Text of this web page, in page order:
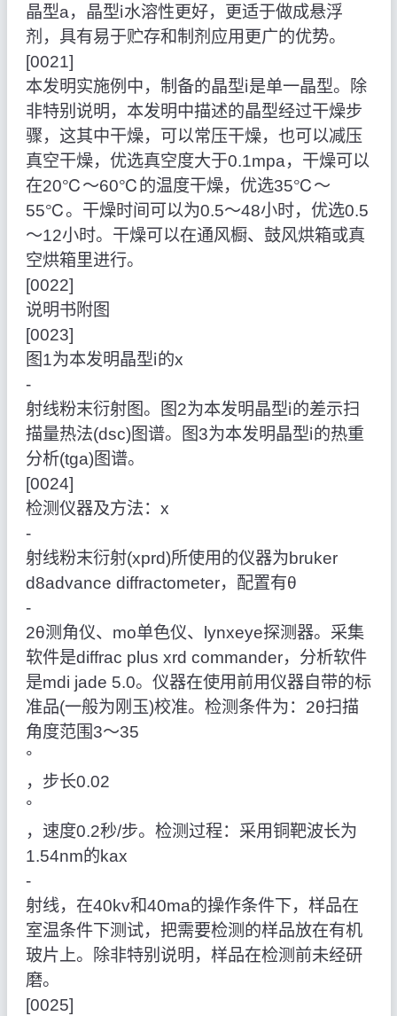
晶型a，晶型ⅰ水溶性更好，更适于做成悬浮
剂，具有易于贮存和制剂应用更广的优势。
[0021]
本发明实施例中，制备的晶型ⅰ是单一晶型。除
非特别说明，本发明中描述的晶型经过干燥步
骤，这其中干燥，可以常压干燥，也可以减压
真空干燥，优选真空度大于0.1mpa，干燥可以
在20℃～60℃的温度干燥，优选35℃～
55℃。干燥时间可以为0.5～48小时，优选0.5
～12小时。干燥可以在通风橱、鼓风烘箱或真
空烘箱里进行。
[0022]
说明书附图
[0023]
图1为本发明晶型ⅰ的x
‑
射线粉末衍射图。图2为本发明晶型ⅰ的差示扫
描量热法(dsc)图谱。图3为本发明晶型ⅰ的热重
分析(tga)图谱。
[0024]
检测仪器及方法：x
‑
射线粉末衍射(xprd)所使用的仪器为bruker
d8advance diffractometer，配置有θ
‑
2θ测角仪、mo单色仪、lynxeye探测器。采集
软件是diffrac plus xrd commander，分析软件
是mdi jade 5.0。仪器在使用前用仪器自带的标
准品(一般为刚玉)校准。检测条件为：2θ扫描
角度范围3～35
°
，步长0.02
°
，速度0.2秒/步。检测过程：采用铜靶波长为
1.54nm的kax
‑
射线，在40kv和40ma的操作条件下，样品在
室温条件下测试，把需要检测的样品放在有机
玻片上。除非特别说明，样品在检测前未经研
磨。
[0025]